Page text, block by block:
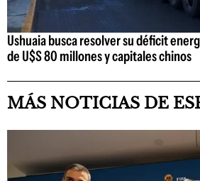
Ushuaia busca resolver su déficit
de U$S 80 millones y capitales chinos
MÁS NOTICIAS DE